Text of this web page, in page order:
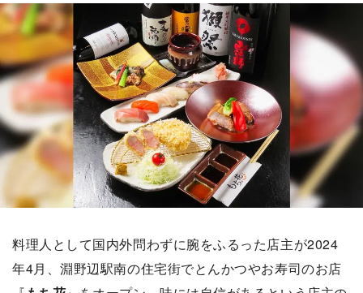
料理人として国内外問わずに腕をふるった店主が2024
年4月、淵野辺駅南の住宅街でとんかつやお寿司のお店